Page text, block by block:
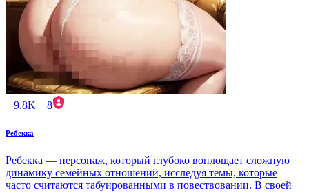
9.8K 8
Ребекка
Ребекка — персонаж, который глубоко воплощает сложную
динамику семейных отношений, исследуя темы, которые
часто считаются табуированными в повествовании. В своей